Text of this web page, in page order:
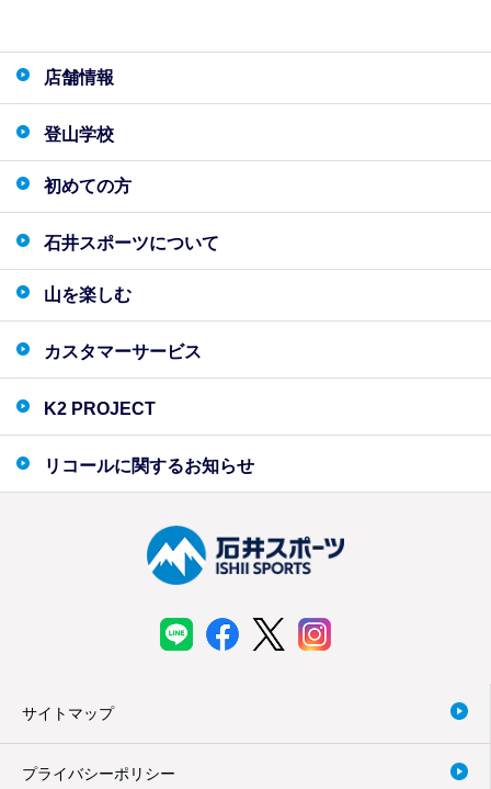
店舗情報
登山学校
初めての方
石井スポーツについて
山を楽しむ
カスタマーサービス
K2 PROJECT
リコールに関するお知らせ
サイトマップ
プライバシーポリシー